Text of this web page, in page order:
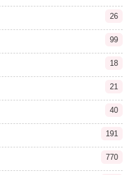
26
99
18
21
40
191
770